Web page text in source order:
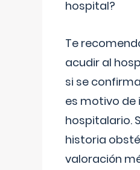
hospital?
Te
acudir al
si se
es motivo de
hospitalario.
historia
valoración